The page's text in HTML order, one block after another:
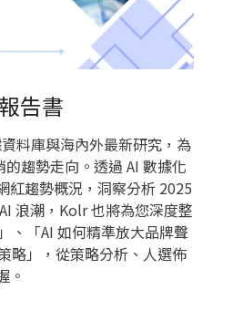
告書
料庫與海內外最新研究，為
趨勢走向。透過 AI 數據化
紅趨勢概況，洞察分析 2025
浪潮，Kolr 也將為您深度整
、「AI 如何精準放大品牌聲
略」，從策略分析、人選佈
。